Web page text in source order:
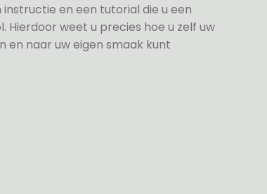
en een tutorial die u een
weet u precies hoe u zelf uw
en naar uw eigen smaak kunt